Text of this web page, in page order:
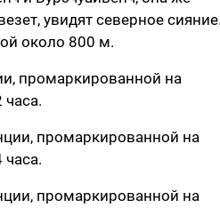
увидят северное сияние.
около 800 м.
промаркированной на
промаркированной на
промаркированной на